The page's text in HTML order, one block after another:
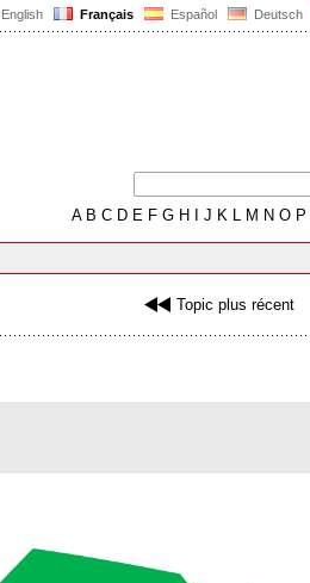
English Français Español Deutsch
AB C D E F G H J K L M N O P
Topic plus récent